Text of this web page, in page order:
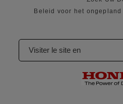
Beleid voor het
Visiter le site en